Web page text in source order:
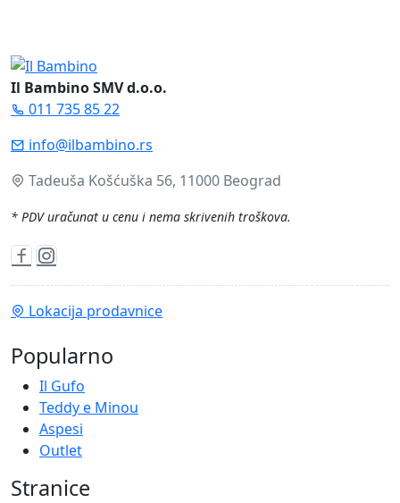
Il Bambino SMV d.o.o.
011 735 85 22
info@ilbambino.rs
Tadeuša Košćuška 56, 11000 Beograd
* PDV uračunat u cenu i nema skrivenih troškova.
Lokacija prodavnice
Popularno
Il Gufo
Teddy e Minou
Aspesi
Outlet
Stranice